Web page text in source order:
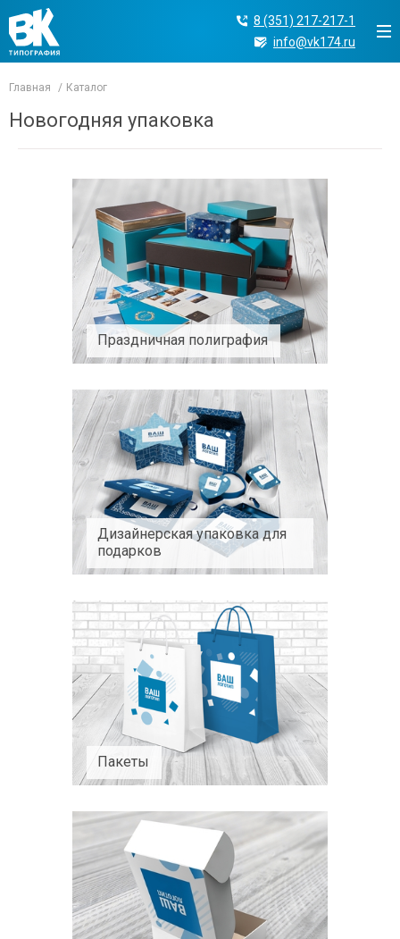
8 (351) 217-217-1
info@vk174.ru
Главная Каталог
Новогодняя упаковка
Праздничная полиграфия
Дизайнерская упаковка для
подарков
Пакеты